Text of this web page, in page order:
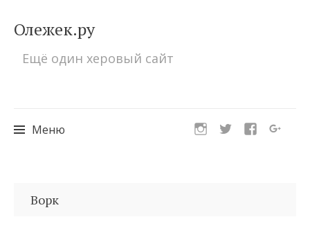
Олежек.ру
Ещё один херовый сайт
Меню
кВорк